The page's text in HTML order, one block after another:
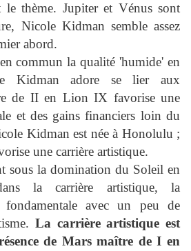
le thème. Jupiter et Vénus sont
Nicole Kidman semble assez
abord.
commun la qualité 'humide' en
Kidman adore se lier aux
de II en Lion IX favorise une
et des gains financiers loin du
Kidman est née à Honolulu ;
une carrière artistique.
sous la domination du Soleil en
la carrière artistique, la
fondamentale avec un peu de
La carrière artistique est
de Mars maître de I en